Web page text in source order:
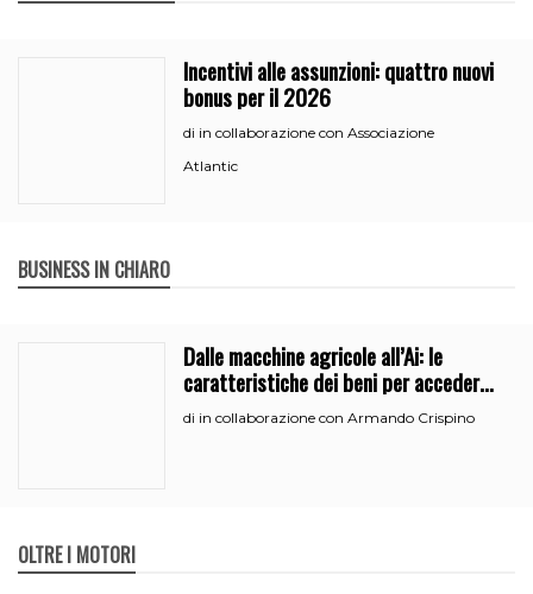
Incentivi alle assunzioni: quattro nuovi
bonus per il 2026
di in collaborazione con Associazione
Atlantic
BUSINESS IN CHIARO
Dalle macchine agricole all’Ai: le
caratteristiche dei beni per accedere
all’iperammortamento
di in collaborazione con Armando Crispino
OLTRE I MOTORI